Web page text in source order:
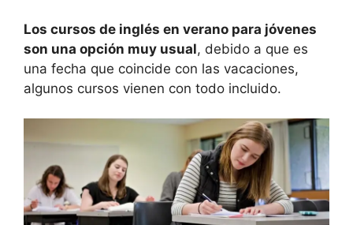
Los cursos de inglés en verano para jóvenes
son una opción muy usual, debido a que es
una fecha que coincide con las vacaciones,
algunos cursos vienen con todo incluido.